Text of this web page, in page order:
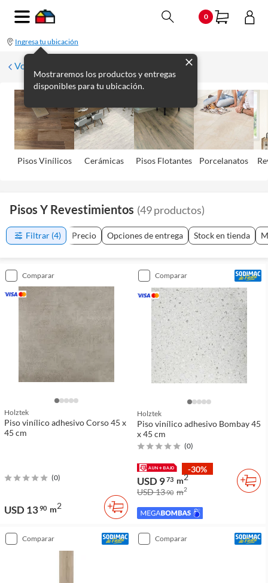
0
Ingresa tu ubicación
Mostraremos los productos y entregas
disponibles para tu ubicación.
Volver
Pisos Viní­licos Cerámicas Pisos Flotantes Porcelanatos
Pisos Y Revestimientos (49productos)
Filtrar (4) Precio Opciones de entrega Stock en tienda
comparar
Holztek
Piso vinílico adhesivo Corso 45 x
45 cm
(0)
USD 1390 m2
comparar
Holztek
Piso vinílico adhesivo Bombay 45
x 45 cm
(0)
-30%
USD 973 m2
USD 1390 m2
comparar comparar